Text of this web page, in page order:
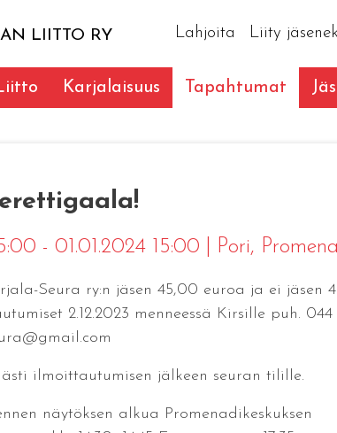
LIITTO RY Lahjoita Liity
Karjalaisuus Tapahtumat
- 01.01.2024 15:00 Pori,
Seura ry:n jäsen 45,00 euroa ja ei jäsen
2.12.2023 menneessä Kirsille puh. 044
ilmoittautumisen jälkeen seuran tilille.
näytöksen alkua Promenadikeskuksen